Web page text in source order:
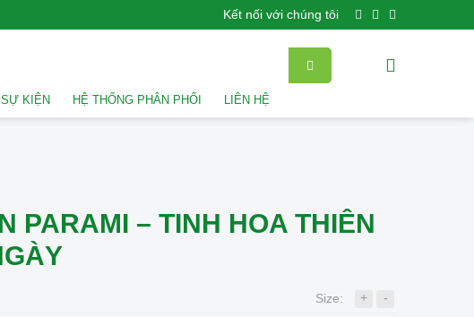
Kết nối với chúng tôi
KIỆN HỆ THỐNG PHÂN PHỐI LIÊN HỆ
PARAMI – TINH HOA THIÊN
Size: + -